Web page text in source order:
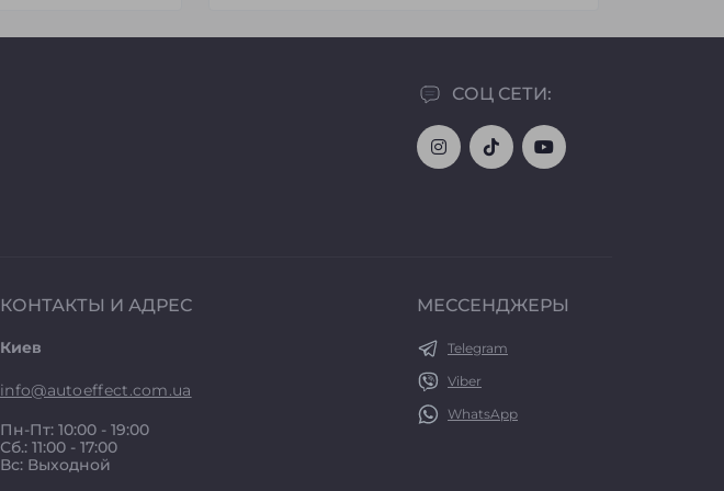
СОЦ СЕТИ:
КОНТАКТЫ И АДРЕС
Киев
info@autoeffect.com.ua
Пн-Пт: 10:00 - 19:00
Сб.: 11:00 - 17:00
Вс: Выходной
МЕССЕНДЖЕРЫ
Telegram
Viber
WhatsApp